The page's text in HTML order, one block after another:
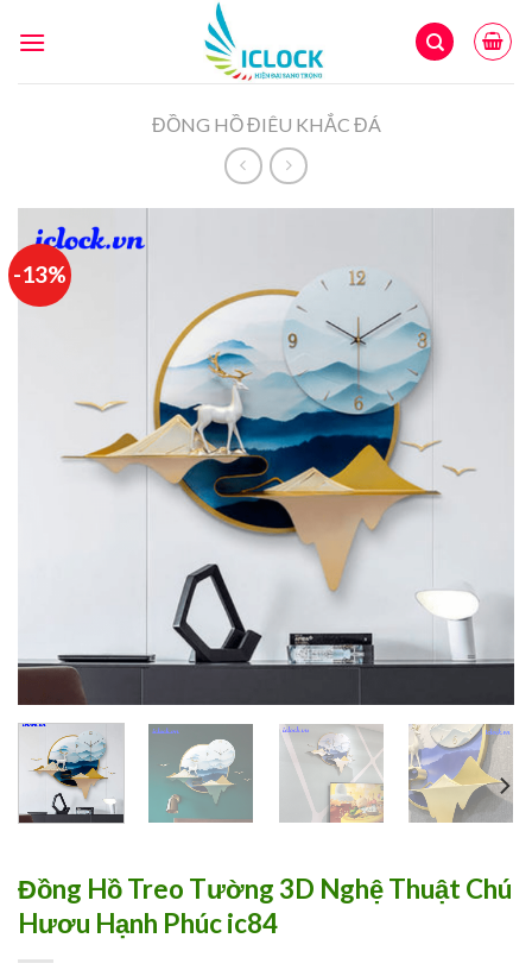
ĐỒNG HỒ ĐIÊU KHẮC ĐÁ
-13%
Đồng Hồ Treo Tường 3D Nghệ Thuật Chú
Hươu Hạnh Phúc ic84